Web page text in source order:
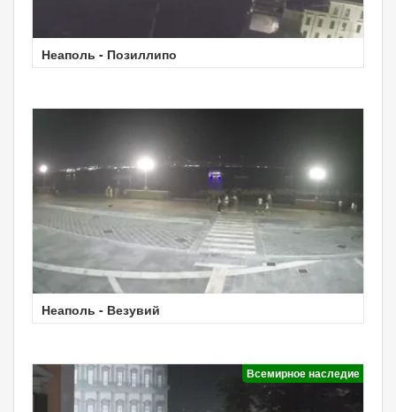
Неаполь - Позиллипо
Неаполь - Везувий
Всемирное наследие